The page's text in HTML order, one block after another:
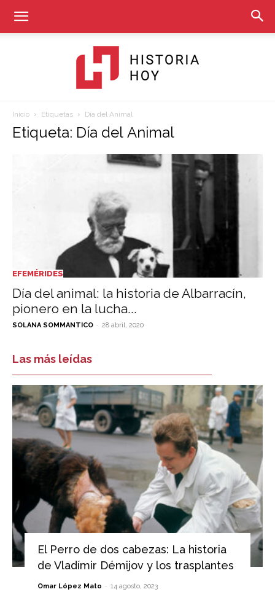
Hoy
Inicio Etiquetas Día del Animal
Etiqueta: Día del Animal
EFEMÉRIDES
Día del animal: la historia de Albarracín,
pionero en la lucha...
SOLANA SOMMANTICO - 28 abril, 2020
Las más leídas
El Perro de dos cabezas: La historia
de Vladímir Démijov y los trasplantes
Omar López Mato - 14 agosto, 2023